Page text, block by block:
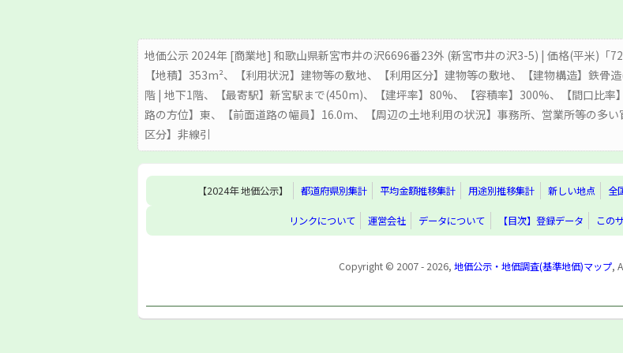
地価公示 2024年 [商業地] 和歌山県新宮市井の沢6696番23外 (新宮市井の沢3-5) | 価格(平米)「
【地積】353m²、【利用状況】建物等の敷地、【利用区分】建物等の敷地、【建物構造】鉄骨
階 | 地下1階、【最寄駅】新宮駅まで(450m)、【建坪率】80%、【容積率】300%、【間口比率
路の方位】東、【前面道路の幅員】16.0m、【周辺の土地利用の状況】事務所、営業所等の多
区分】非線引
【2024年 地価公示】 都道府県別集計 平均金額推移集計 用途別推移集計 新しい地点 全
リンクについて 運営会社 データについて 【目次】登録データ この
Copyright © 2007 - 2026,地価公示・地価調査(基準地価)マップ,